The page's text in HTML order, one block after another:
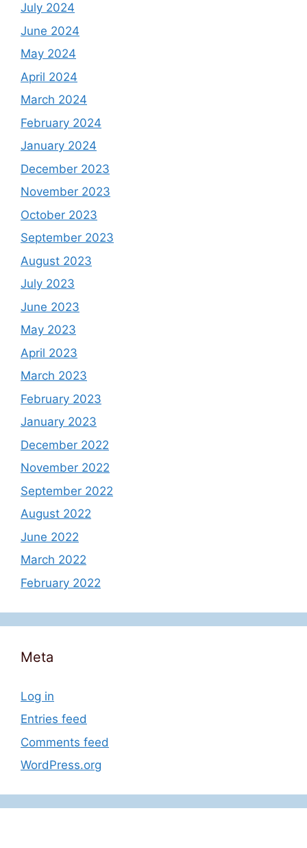
July 2024
June 2024
May 2024
April 2024
March 2024
February 2024
January 2024
December 2023
November 2023
October 2023
September 2023
August 2023
July 2023
June 2023
May 2023
April 2023
March 2023
February 2023
January 2023
December 2022
November 2022
September 2022
August 2022
June 2022
March 2022
February 2022
Meta
Log in
Entries feed
Comments feed
WordPress.org